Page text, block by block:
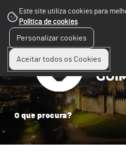
Este site utiliza cookies para
Política de cookies.
Personalizar cookies
Aceitar todos os Cookies